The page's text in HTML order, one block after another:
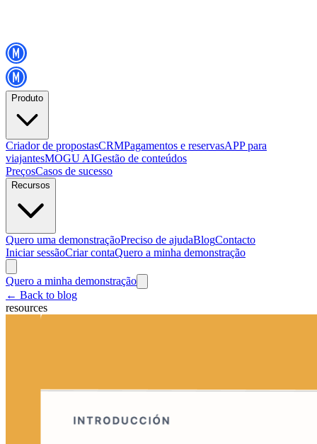
Produto
Criador de propostasCRMPagamentos e reservasAPP para
viajantesMOGU AIGestão de conteúdos
PreçosCasos de sucesso
Recursos
Quero uma demonstraçãoPreciso de ajudaBlogContacto
Iniciar sessãoCriar contaQuero a minha demonstração
Quero a minha demonstração
← Back to blog
resources